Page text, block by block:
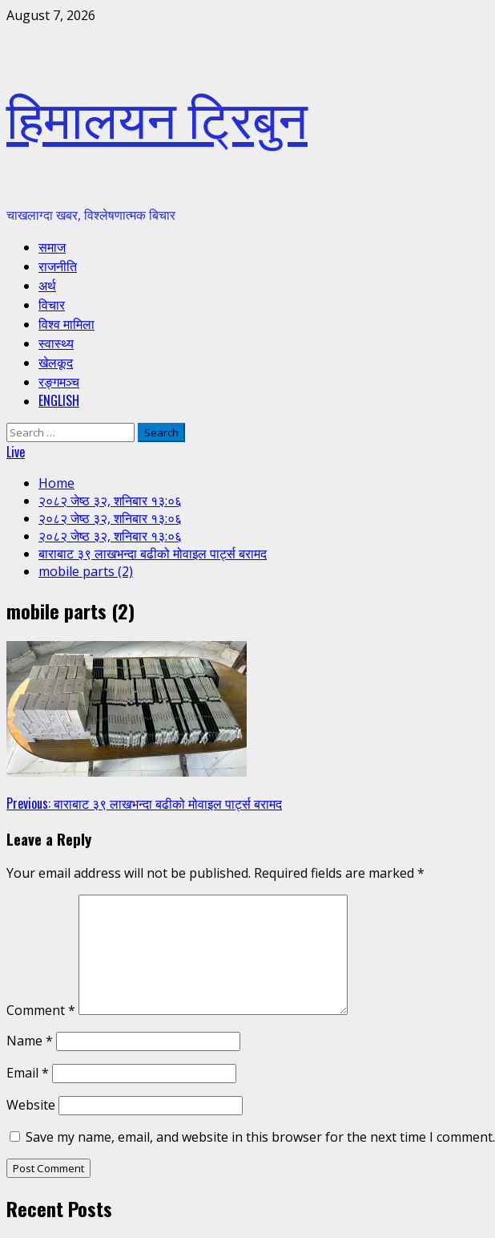
Skip
August 7, 2026
हिमालयन ट्रिबुन
चाखलाग्दा खबर, विश्लेषणात्मक बिचार
Primary
Menu
समाज
राजनीति
अर्थ
विचार
विश्व मामिला
स्वास्थ्य
खेलकूद
रङ्गमञ्च
ENGLISH
Search
for:
Live
Home
२०८२ जेष्ठ ३२, शनिबार १३:०६
२०८२ जेष्ठ ३२, शनिबार १३:०६
२०८२ जेष्ठ ३२, शनिबार १३:०६
बाराबाट ३९ लाखभन्दा बढीको मोवाइल पार्ट्स बरामद
mobile parts (2)
mobile parts (2)
Continue
Reading
Previous:बाराबाट ३९ लाखभन्दा बढीको मोवाइल पार्ट्स बरामद
Leave a Reply
Your email address will not be published. Required fields are marked *
Comment*
Name *
Email *
Website
Save my name, email, and website in this browser for the next time I comment.
Recent Posts